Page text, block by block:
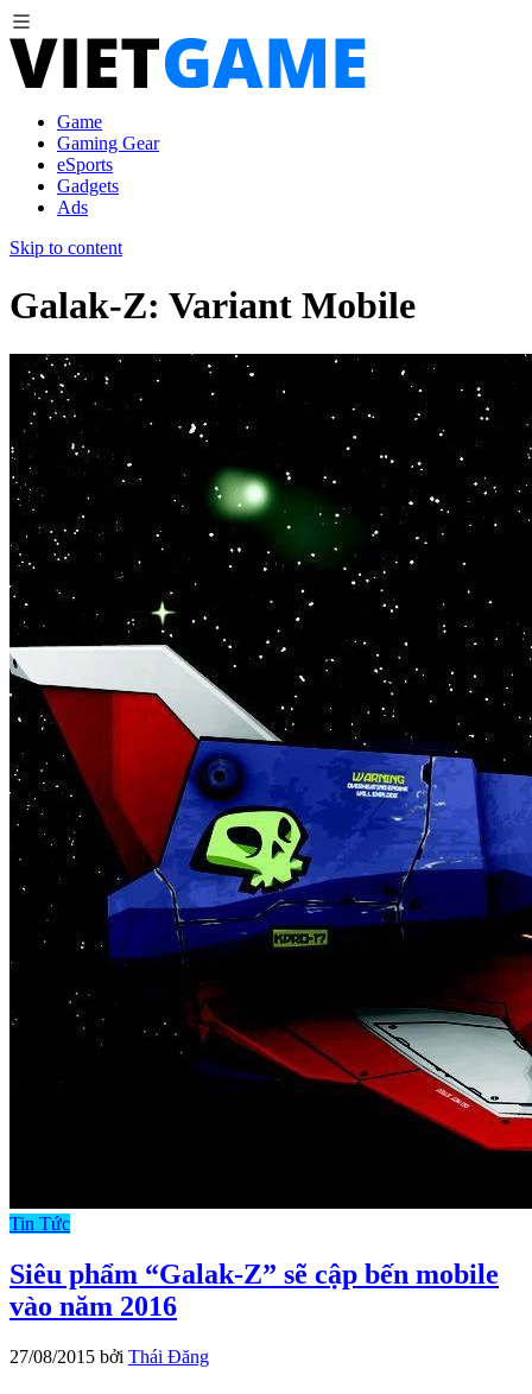
Game
Gaming Gear
eSports
Gadgets
Ads
Skip to content
Galak-Z: Variant Mobile
Tin Tức
Siêu phẩm “Galak-Z” sẽ cập bến mobile
vào năm 2016
27/08/2015 bởi Thái Đăng